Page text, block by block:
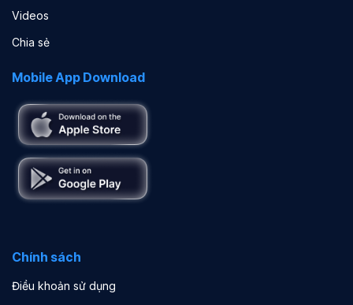
Videos
Chia sẻ
Mobile App Download
Chính sách
Điều khoản sử dụng